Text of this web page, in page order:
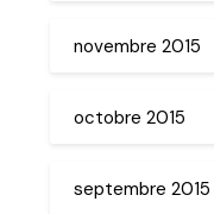
novembre 2015
octobre 2015
septembre 2015